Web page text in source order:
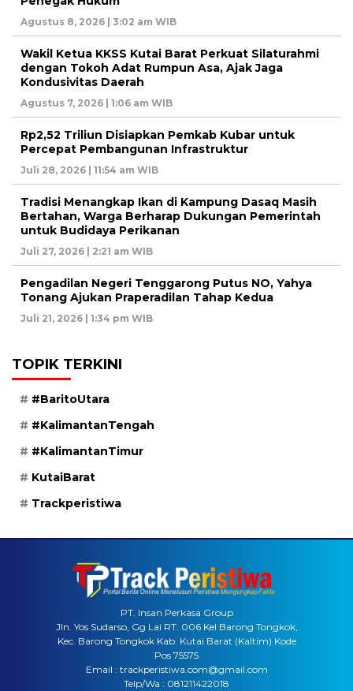
Agustus 8, 2026 | 3:02 am WIB
Wakil Ketua KKSS Kutai Barat Perkuat Silaturahmi
dengan Tokoh Adat Rumpun Asa, Ajak Jaga
Kondusivitas Daerah
Agustus 7, 2026 | 1:06 am WIB
Rp2,52 Triliun Disiapkan Pemkab Kubar untuk
Percepat Pembangunan Infrastruktur
Juli 28, 2026 | 11:54 am WIB
Tradisi Menangkap Ikan di Kampung Dasaq Masih
Bertahan, Warga Berharap Dukungan Pemerintah
untuk Budidaya Perikanan
Juli 27, 2026 | 2:21 am WIB
Pengadilan Negeri Tenggarong Putus NO, Yahya
Tonang Ajukan Praperadilan Tahap Kedua
Juli 21, 2026 | 1:34 pm WIB
TOPIK TERKINI
#BaritoUtara
#KalimantanTengah
#KalimantanTimur
KutaiBarat
Trackperistiwa
PT. Insan Perkasa Group
Jln. Yos Sudarso, Gg Lai RT. 006 Kel Barong Tongkok,
Kec. Barong Tongkok Kab. Kutai Barat (Kaltim) Kode
Pos 75575
Email : trackperistiwa.com@gmail.com
Telp/Wa : 081211422018